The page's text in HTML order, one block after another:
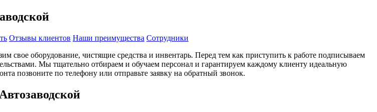
Отзывы клиентов Наши преимущества Сотрудники
оборудование, чистящие средства и инвентарь. Перед тем как приступить к работе подписываем
Мы тщательно отбираем и обучаем персонал и гарантируем каждому клиенту идеальную
позвоните по телефону или отправьте заявку на обратный звонок.